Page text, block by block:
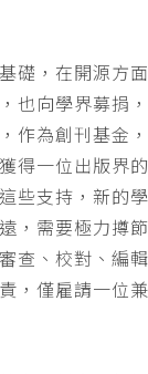
礎，在開源方
也向學界募捐
作為創刊基金
得一位出版界
些支持，新的
，需要極力撙
查、校對、編
，僅雇請一位